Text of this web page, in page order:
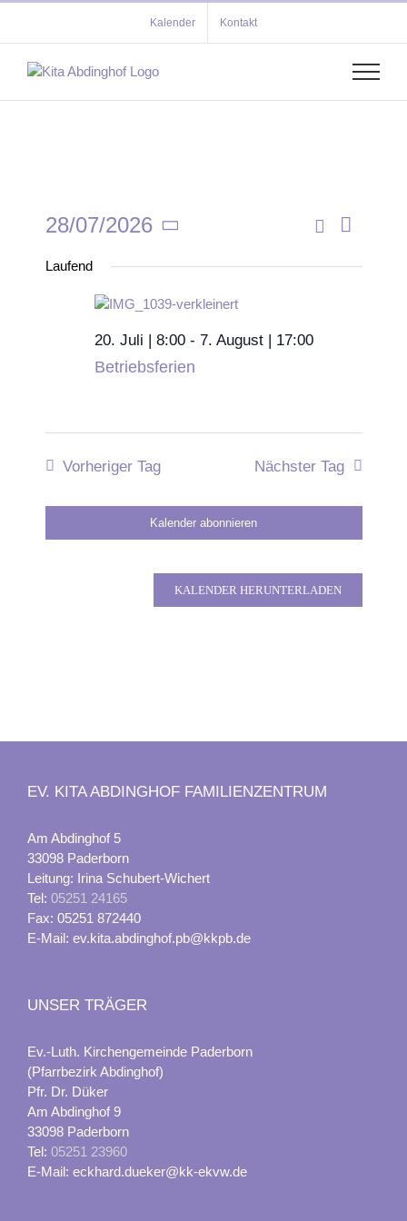
springen
Kalender Kontakt
Suche
Tag
28/07/2026
wählen.
Laufend
20. Juli | 8:00- 7. August | 17:00
Betriebsferien
Vorheriger Tag Nächster Tag
Kalender abonnieren
KALENDER HERUNTERLADEN
EV. KITA ABDINGHOF FAMILIENZENTRUM
Am Abdinghof 5
33098 Paderborn
Leitung: Irina Schubert-Wichert
Tel: 05251 24165
Fax: 05251 872440
E-Mail: ev.kita.abdinghof.pb@kkpb.de
UNSER TRÄGER
Ev.-Luth. Kirchengemeinde Paderborn
(Pfarrbezirk Abdinghof)
Pfr. Dr. Düker
Am Abdinghof 9
33098 Paderborn
Tel: 05251 23960
E-Mail: eckhard.dueker@kk-ekvw.de